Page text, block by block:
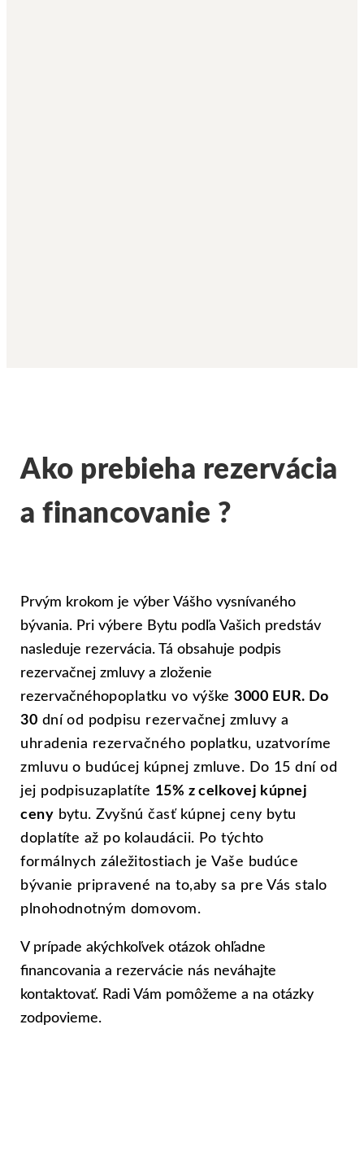
Ako prebieha rezervácia
a financovanie ?
Prvým krokom je výber Vášho vysnívaného
bývania. Pri výbere Bytu podľa Vašich predstáv
nasleduje rezervácia. Tá obsahuje podpis
rezervačnej zmluvy a zloženie
rezervačnéhopoplatku vo výške3000 EUR. Do
30 dní od podpisu rezervačnej zmluvy a
uhradenia rezervačného poplatku, uzatvoríme
zmluvu o budúcej kúpnej zmluve. Do 15 dní od
jej podpisuzaplatíte 15% z celkovej kúpnej
ceny bytu. Zvyšnú časť kúpnej ceny bytu
doplatíte až po kolaudácii. Po týchto
formálnych záležitostiach je Vaše budúce
bývanie pripravené na to,aby sa pre Vás stalo
plnohodnotným domovom.
V prípade akýchkoľvek otázok ohľadne
financovania a rezervácie nás neváhajte
kontaktovať. Radi Vám pomôžeme a na otázky
zodpovieme.